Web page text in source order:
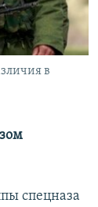
в
спецназа